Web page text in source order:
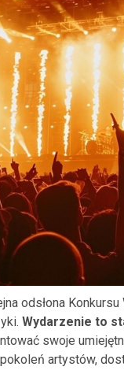
odsłona
Wydarzenie to
swoje
artystów,